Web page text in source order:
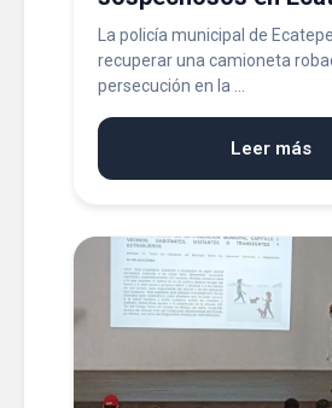
La policía municipal de
recuperar una camioneta
persecución en la ...
Leer más